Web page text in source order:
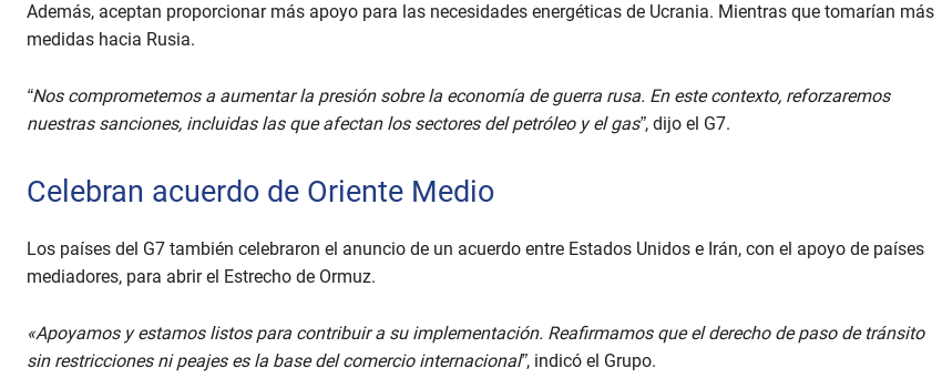
Además, aceptan proporcionar más apoyo para las necesidades energéticas de Ucrania. Mientras que tomarían más
medidas hacia Rusia.
“Nos comprometemos a aumentar la presión sobre la economía de guerra rusa. En este contexto, reforzaremos
nuestras sanciones, incluidas las que afectan los sectores del petróleo y el gas”, dijo el G7.
Celebran acuerdo de Oriente Medio
Los países del G7 también celebraron el anuncio de un acuerdo entre Estados Unidos e Irán, con el apoyo de países
mediadores, para abrir el Estrecho de Ormuz.
«Apoyamos y estamos listos para contribuir a su implementación. Reafirmamos que el derecho de paso de tránsito
sin restricciones ni peajes es la base del comercio internacional”, indicó el Grupo.